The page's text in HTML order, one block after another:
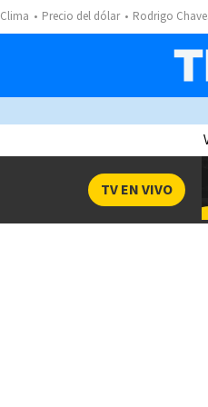
Clima Precio del dólar Rodrigo
TV EN VIVO